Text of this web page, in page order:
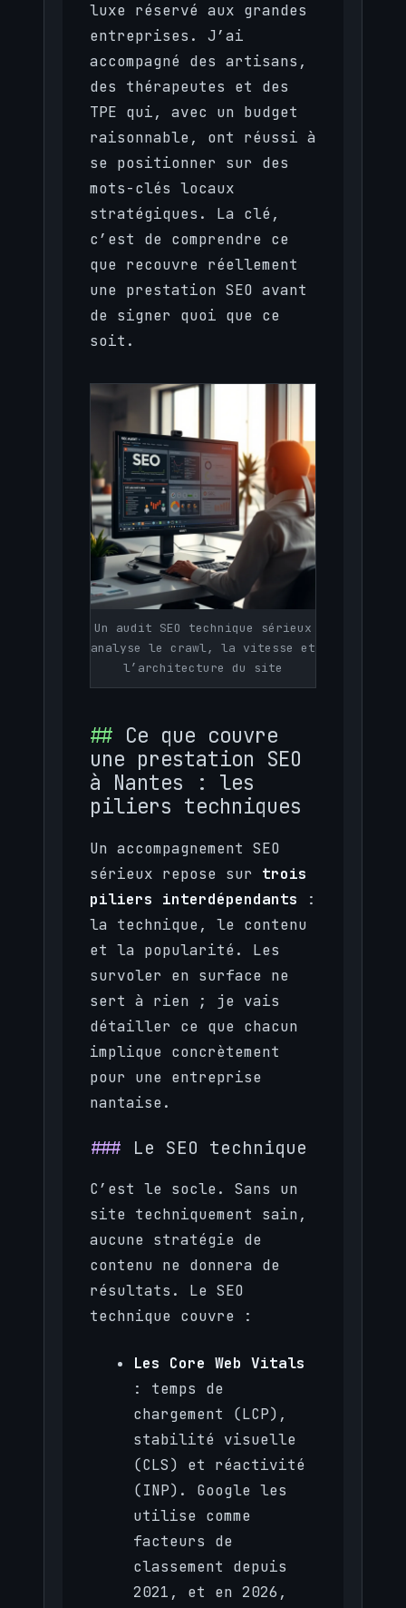
luxe réservé aux grandes
entreprises. J’ai
accompagné des artisans,
des thérapeutes et des
TPE qui, avec un budget
raisonnable, ont réussi à
se positionner sur des
mots-clés locaux
stratégiques. La clé,
c’est de comprendre ce
que recouvre réellement
une prestation SEO avant
de signer quoi que ce
soit.
Un audit SEO technique sérieux
analyse le crawl, la vitesse et
l’architecture du site
Ce que couvre
une prestation SEO
à Nantes : les
piliers techniques
Un accompagnement SEO
sérieux repose sur trois
piliers interdépendants :
la technique, le contenu
et la popularité. Les
survoler en surface ne
sert à rien ; je vais
détailler ce que chacun
implique concrètement
pour une entreprise
nantaise.
Le SEO technique
C’est le socle. Sans un
site techniquement sain,
aucune stratégie de
contenu ne donnera de
résultats. Le SEO
technique couvre :
Les Core Web Vitals
: temps de
chargement (LCP),
stabilité visuelle
(CLS) et réactivité
(INP). Google les
utilise comme
facteurs de
classement depuis
2021, et en 2026,